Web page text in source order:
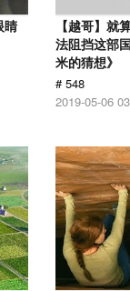
睛
【越哥】就
法阻挡这部
米的猜想》
# 548
2019-05-06